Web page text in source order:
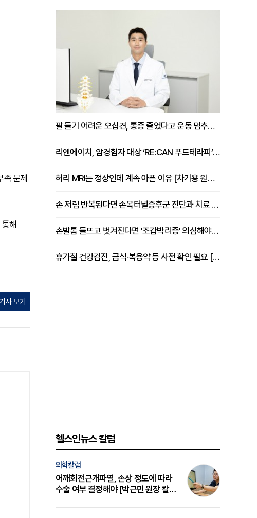
문제
해
사 보기
팔 들기 어려운 오십견, 통증 줄었다고 운동 멈추면 안 되는 이유 [이병욱 원장 칼럼]
리엔에이치, 암경험자 대상 ‘RE:CAN 푸드테라피’ 운영
허리 MRI는 정상인데 계속 아픈 이유 [차기용 원장 칼럼]
손 저림 반복된다면 손목터널증후군 진단과 치료 시기 살펴야 [김동현 원장 칼럼]
손발톱 들뜨고 벗겨진다면 '조갑박리증' 의심해야 [김철윤 원장 칼럼]
휴가철 건강검진, 금식·복용약 등 사전 확인 필요 [정도감 원장 칼럼]
헬스인뉴스 칼럼
의학칼럼
어깨회전근개파열, 손상 정도에 따라
수술 여부 결정해야 [박근민 원장 칼